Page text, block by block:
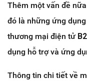
Thêm một vấn đề
đó là những ứng
thương mại điện tử
dụng hỗ trợ và ứng
Thông tin chi tiết về